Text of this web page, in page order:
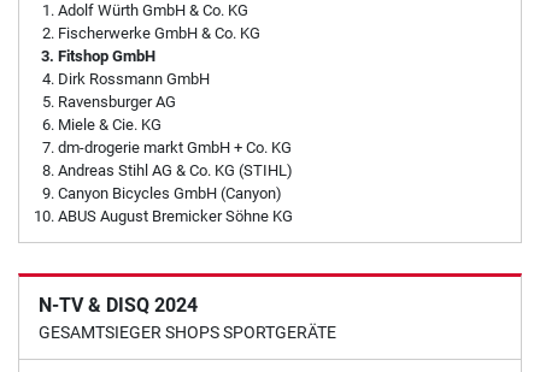
Adolf Würth GmbH & Co. KG
Fischerwerke GmbH & Co. KG
Fitshop GmbH
Dirk Rossmann GmbH
Ravensburger AG
Miele & Cie. KG
dm-drogerie markt GmbH + Co. KG
Andreas Stihl AG & Co. KG (STIHL)
Canyon Bicycles GmbH (Canyon)
ABUS August Bremicker Söhne KG
N-TV & DISQ 2024
GESAMTSIEGER SHOPS SPORTGERÄTE